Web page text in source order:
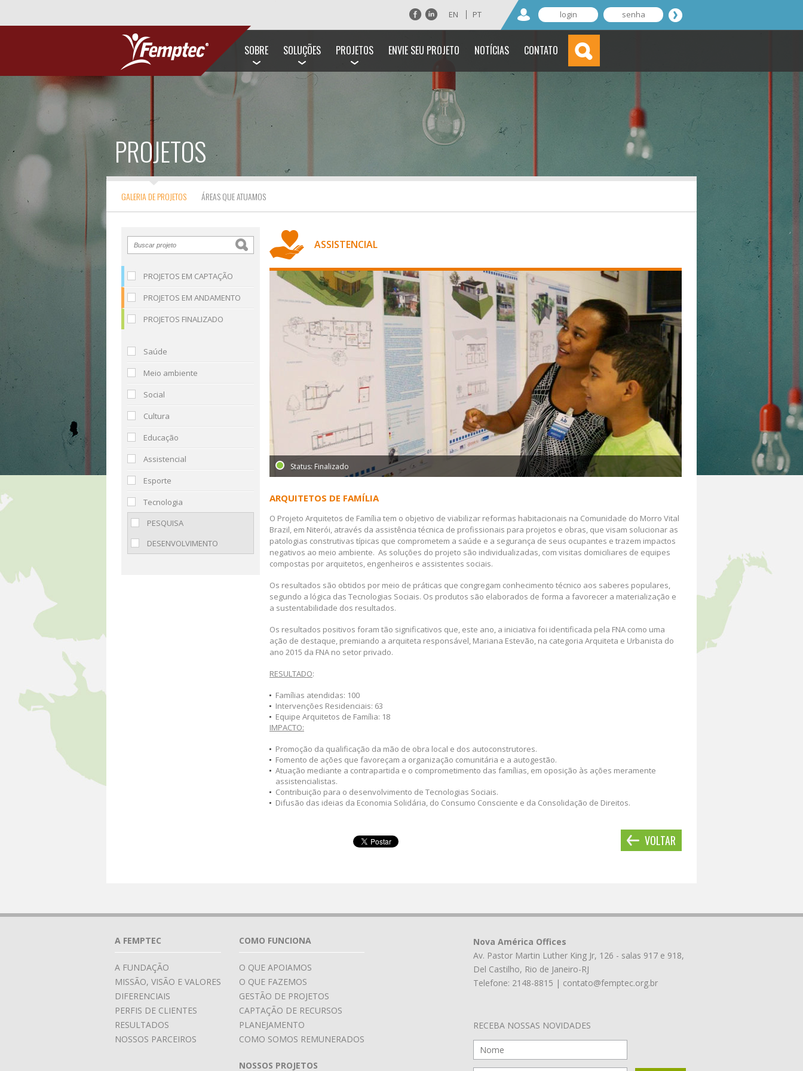
EN PT
SOBRE SOLUÇÕES PROJETOS ENVIE SEU PROJETO NOTÍCIAS CONTATO
PROJETOS
GALERIA DE PROJETOS ÁREAS QUE ATUAMOS
PROJETOS EM CAPTAÇÃO
PROJETOS EM ANDAMENTO
PROJETOS FINALIZADO
Saúde
Meio ambiente
Social
Cultura
Educação
Assistencial
Esporte
Tecnologia
PESQUISA
DESENVOLVIMENTO
ASSISTENCIAL
Status: Finalizado
ARQUITETOS DE FAMÍLIA
O Projeto Arquitetos de Família tem o objetivo de viabilizar reformas habitacionais na Comunidade do Morro Vital
Brazil, em Niterói, através da assistência técnica de profissionais para projetos e obras, que visam solucionar as
patologias construtivas típicas que comprometem a saúde e a segurança de seus ocupantes e trazem impactos
negativos ao meio ambiente. As soluções do projeto são individualizadas, com visitas domiciliares de equipes
compostas por arquitetos, engenheiros e assistentes sociais.
Os resultados são obtidos por meio de práticas que congregam conhecimento técnico aos saberes populares,
segundo a lógica das Tecnologias Sociais. Os produtos são elaborados de forma a favorecer a materialização e
a sustentabilidade dos resultados.
Os resultados positivos foram tão significativos que, este ano, a iniciativa foi identificada pela FNA como uma
ação de destaque, premiando a arquiteta responsável, Mariana Estevão, na categoria Arquiteta e Urbanista do
ano 2015 da FNA no setor privado.
RESULTADO:
Famílias atendidas: 100
Intervenções Residenciais: 63
Equipe Arquitetos de Família: 18
IMPACTO:
Promoção da qualificação da mão de obra local e dos autoconstrutores.
Fomento de ações que favoreçam a organização comunitária e a autogestão.
Atuação mediante a contrapartida e o comprometimento das famílias, em oposição às ações meramente
assistencialistas.
Contribuição para o desenvolvimento de Tecnologias Sociais.
Difusão das ideias da Economia Solidária, do Consumo Consciente e da Consolidação de Direitos.
VOLTAR
A FEMPTEC
A FUNDAÇÃO
MISSÃO, VISÃO E VALORES
DIFERENCIAIS
PERFIS DE CLIENTES
RESULTADOS
NOSSOS PARCEIROS
COMO FUNCIONA
O QUE APOIAMOS
O QUE FAZEMOS
GESTÃO DE PROJETOS
CAPTAÇÃO DE RECURSOS
PLANEJAMENTO
COMO SOMOS REMUNERADOS
NOSSOS PROJETOS
Nova América Offices
Av. Pastor Martin Luther King Jr, 126 - salas 917 e 918,
Del Castilho, Rio de Janeiro-RJ
Telefone: 2148-8815 | contato@femptec.org.br
RECEBA NOSSAS NOVIDADES